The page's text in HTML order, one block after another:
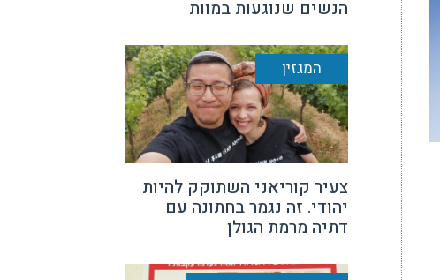
הנשים שנוגעות במוות
המגזין
צעיר קוריאני השתוקק להיות
יהודי. זה נגמר בחתונה עם
דתיה מרמת הגולן